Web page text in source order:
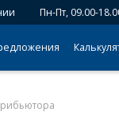
Пн-Пт, 09.00-